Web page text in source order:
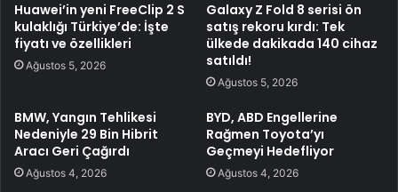
Huawei’in yeni FreeClip 2 S
kulaklığı Türkiye’de: İşte
fiyatı ve özellikleri
Ağustos 5, 2026
Galaxy Z Fold 8 serisi ön
satış rekoru kırdı: Tek
ülkede dakikada 140 cihaz
satıldı!
Ağustos 5, 2026
BMW, Yangın Tehlikesi
Nedeniyle 29 Bin Hibrit
Aracı Geri Çağırdı
Ağustos 4, 2026
BYD, ABD Engellerine
Rağmen Toyota’yı
Geçmeyi Hedefliyor
Ağustos 4, 2026